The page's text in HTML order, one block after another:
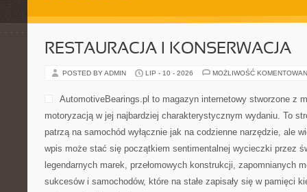
RESTAURACJA I KONSERWACJA
POSTED BY ADMIN LIP - 10 - 2026 MOŻLIWOŚĆ
AutomotiveBearings.pl to magazyn internetowy stworzone z
motoryzacją w jej najbardziej charakterystycznym wydaniu. To
patrzą na samochód wyłącznie jak na codzienne narzędzie, ale
wpis może stać się początkiem sentimentalnej wycieczki przez
legendarnych marek, przełomowych konstrukcji, zapomnianych
sukcesów i samochodów, które na stałe zapisały się w pamięci